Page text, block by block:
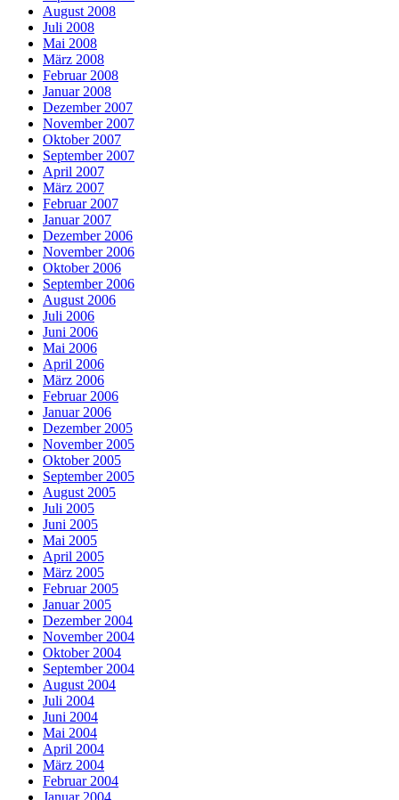
August 2008
Juli 2008
Mai 2008
März 2008
Februar 2008
Januar 2008
Dezember 2007
November 2007
Oktober 2007
September 2007
April 2007
März 2007
Februar 2007
Januar 2007
Dezember 2006
November 2006
Oktober 2006
September 2006
August 2006
Juli 2006
Juni 2006
Mai 2006
April 2006
März 2006
Februar 2006
Januar 2006
Dezember 2005
November 2005
Oktober 2005
September 2005
August 2005
Juli 2005
Juni 2005
Mai 2005
April 2005
März 2005
Februar 2005
Januar 2005
Dezember 2004
November 2004
Oktober 2004
September 2004
August 2004
Juli 2004
Juni 2004
Mai 2004
April 2004
März 2004
Februar 2004